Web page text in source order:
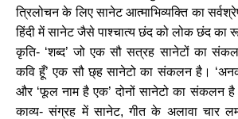
त्रिलोचन के लिए सानेट आत्माभिव्यक्ति का
हिंदी में सानेट जैसे पाश्चात्य छंद को लोक छंद का
कृति- ‘शब्द’ जो एक सौ सत्रह सानेटों का
कवि हूँ’ एक सौ छ्ह सानेटो का संकलन है।
और ‘फूल नाम है एक’ दोनों सानेटो का संकलन है।
काव्य- संग्रह में सानेट, गीत के अलावा चार